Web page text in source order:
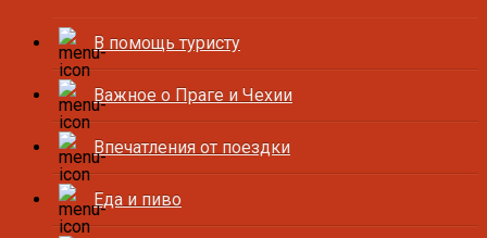
В помощь туристу
Важное о Праге и Чехии
Впечатления от поездки
Еда и пиво